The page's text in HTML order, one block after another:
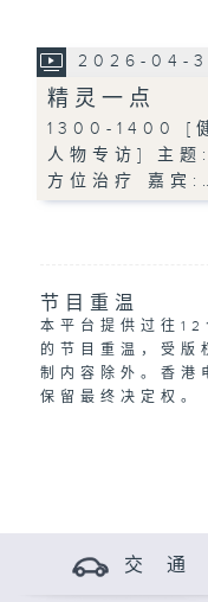
2026-04-
精灵一点
1300-1400 [
人物专访] 主题
方位治疗 嘉宾
节目重温
本平台提供过往12
的节目重温，受版
制内容除外。香港
保留最终决定权。
交 通